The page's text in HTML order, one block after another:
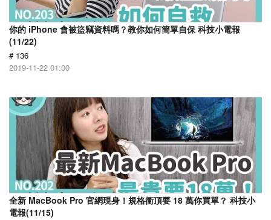
你的 iPhone 會被盜竊資料嗎？教你如何簡單自保 科技小電報
(11/22)
# 136
2019-11-22 01:00
全新 MacBook Pro 官網現身！規格衝頂要 18 萬你買單？ 科技小
電報(11/15)